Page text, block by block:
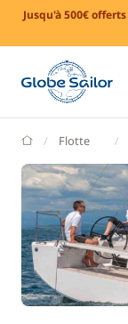
Jusqu'à 500€ offerts
GlobeSailor
Flotte